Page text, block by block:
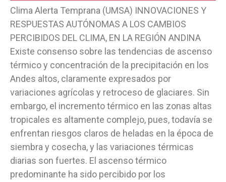
Clima Alerta Temprana (UMSA) INNOVACIONES Y
RESPUESTAS AUTÓNOMAS A LOS CAMBIOS
PERCIBIDOS DEL CLIMA, EN LA REGIÓN ANDINA
Existe consenso sobre las tendencias de ascenso
térmico y concentración de la precipitación en los
Andes altos, claramente expresados por
variaciones agrícolas y retroceso de glaciares. Sin
embargo, el incremento térmico en las zonas altas
tropicales es altamente complejo, pues, todavía se
enfrentan riesgos claros de heladas en la época de
siembra y cosecha, y las variaciones térmicas
diarias son fuertes. El ascenso térmico
predominante ha sido percibido por los